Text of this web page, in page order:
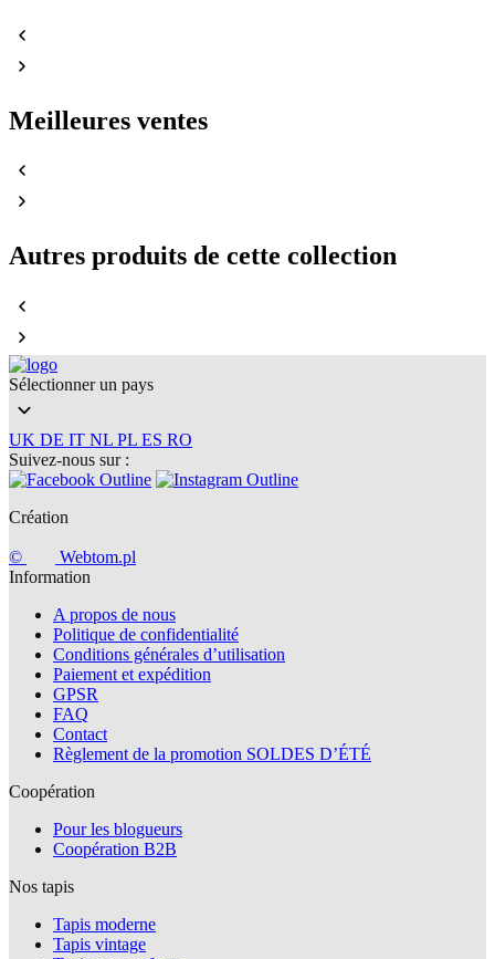
Meilleures ventes
Autres produits de cette collection
Sélectionner un pays
UK DE IT NL PL ES RO
Suivez-nous sur :
Création
©
Webtom.pl
Information
A propos de nous
Politique de confidentialité
Conditions générales d’utilisation
Paiement et expédition
GPSR
FAQ
Contact
Règlement de la promotion SOLDES D’ÉTÉ
Coopération
Pour les blogueurs
Coopération B2B
Nos tapis
Tapis moderne
Tapis vintage